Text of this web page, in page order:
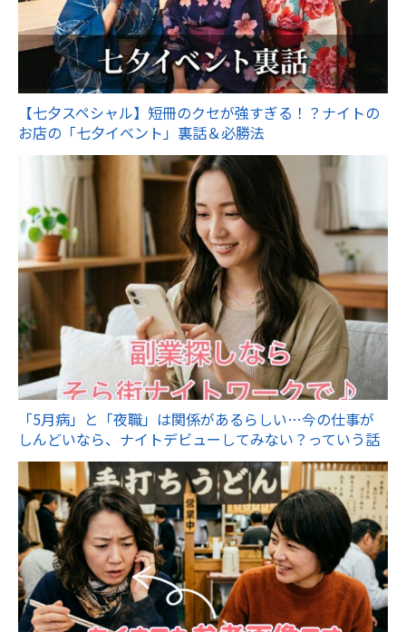
【七夕スペシャル】短冊のクセが強すぎる！？ナイトの
お店の「七夕イベント」裏話＆必勝法
「5月病」と「夜職」は関係があるらしい…今の仕事が
しんどいなら、ナイトデビューしてみない？っていう話